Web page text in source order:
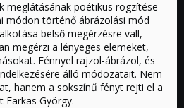
meglátásának poétikus rögzítése
módon történő ábrázolási mód
belső megérzésre vall,
megérzi a lényeges elemeket,
Fénnyel rajzol-ábrázol, és
álló módozatait. Nem
hanem a sokszínű fényt rejti el a
György.